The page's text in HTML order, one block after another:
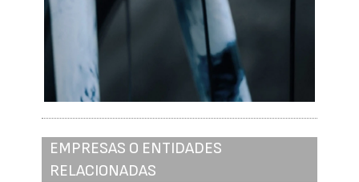
EMPRESAS O ENTIDADES
RELACIONADAS